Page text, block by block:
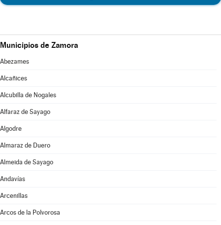
Municipios de Zamora
Abezames
Alcañices
Alcubilla de Nogales
Alfaraz de Sayago
Algodre
Almaraz de Duero
Almeida de Sayago
Andavías
Arcenillas
Arcos de la Polvorosa